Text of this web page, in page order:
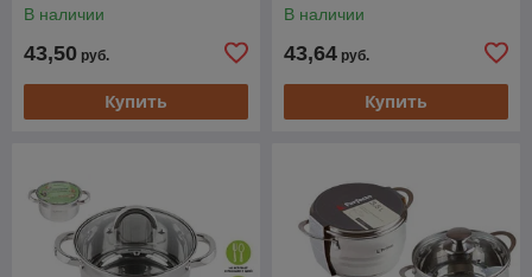
В наличии
43,50 руб.
Купить
В наличии
43,64 руб.
Купить